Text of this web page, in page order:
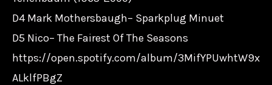
D4 Mark Mothersbaugh– Sparkplug Minuet
D5 Nico– The Fairest Of The Seasons
https://open.spotify.com/album/3MifYPUwhtW9x
ALklfPBgZ